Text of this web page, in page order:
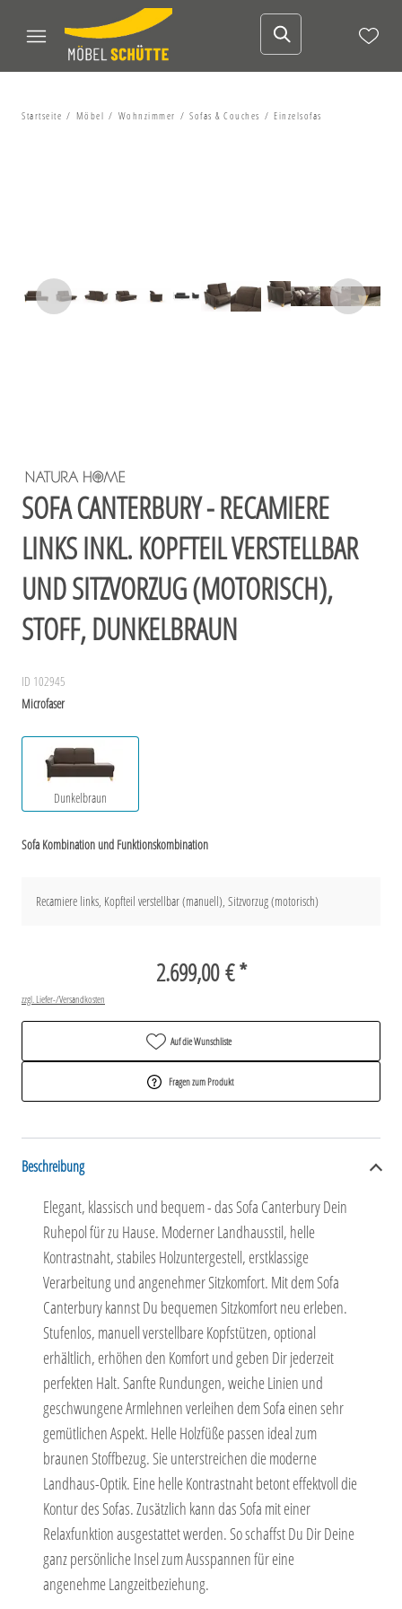
Startseite Möbel Wohnzimmer Sofas & Couches Einzelsofas
SOFA CANTERBURY - RECAMIERE
LINKS INKL. KOPFTEIL VERSTELLBAR
UND SITZVORZUG (MOTORISCH),
STOFF, DUNKELBRAUN
ID 102945
Microfaser
Dunkelbraun
Sofa Kombination und Funktionskombination
Recamiere links, Kopfteil verstellbar (manuell), Sitzvorzug (motorisch)
2.699,00 € *
zzgl. Liefer-/Versandkosten
Auf die Wunschliste
Fragen zum Produkt
Beschreibung
Elegant, klassisch und bequem - das Sofa Canterbury Dein
Ruhepol für zu Hause. Moderner Landhausstil, helle
Kontrastnaht, stabiles Holzuntergestell, erstklassige
Verarbeitung und angenehmer Sitzkomfort. Mit dem Sofa
Canterbury kannst Du bequemen Sitzkomfort neu erleben.
Stufenlos, manuell verstellbare Kopfstützen, optional
erhältlich, erhöhen den Komfort und geben Dir jederzeit
perfekten Halt. Sanfte Rundungen, weiche Linien und
geschwungene Armlehnen verleihen dem Sofa einen sehr
gemütlichen Aspekt. Helle Holzfüße passen ideal zum
braunen Stoffbezug. Sie unterstreichen die moderne
Landhaus-Optik. Eine helle Kontrastnaht betont effektvoll die
Kontur des Sofas. Zusätzlich kann das Sofa mit einer
Relaxfunktion ausgestattet werden. So schaffst Du Dir Deine
ganz persönliche Insel zum Ausspannen für eine
angenehme Langzeitbeziehung.